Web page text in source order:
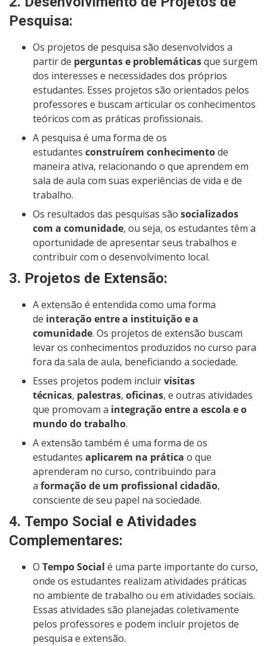
Pesquisa:
Os projetos de pesquisa são desenvolvidos a
partir de perguntas e problemáticasque surgem
dos interesses e necessidades dos próprios
estudantes. Esses projetos são orientados pelos
professores e buscam articular os conhecimentos
teóricos com as práticas profissionais.
A pesquisa é uma forma de os
estudantes construírem conhecimentode
maneira ativa, relacionando o que aprendem em
sala de aula com suas experiências de vida e de
trabalho.
Os resultados das pesquisas são socializados
com a comunidade, ou seja, os estudantes têm a
oportunidade de apresentar seus trabalhos e
contribuir com o desenvolvimento local.
3. Projetos de Extensão:
A extensão é entendida como uma forma
de interação entre a instituição e a
comunidade. Os projetos de extensão buscam
levar os conhecimentos produzidos no curso para
fora da sala de aula, beneficiando a sociedade.
Esses projetos podem incluirvisitas
técnicas, palestras, oficinas, e outras atividades
que promovam a integração entre a escola e o
mundo do trabalho.
A extensão também é uma forma de os
estudantes aplicarem na prática o que
aprenderam no curso, contribuindo para
a formação de um profissional cidadão,
consciente de seu papel na sociedade.
4. Tempo Social e Atividades
Complementares:
O Tempo Social é uma parte importante do curso,
onde os estudantes realizam atividades práticas
no ambiente de trabalho ou em atividades sociais.
Essas atividades são planejadas coletivamente
pelos professores e podem incluir projetos de
pesquisa e extensão.